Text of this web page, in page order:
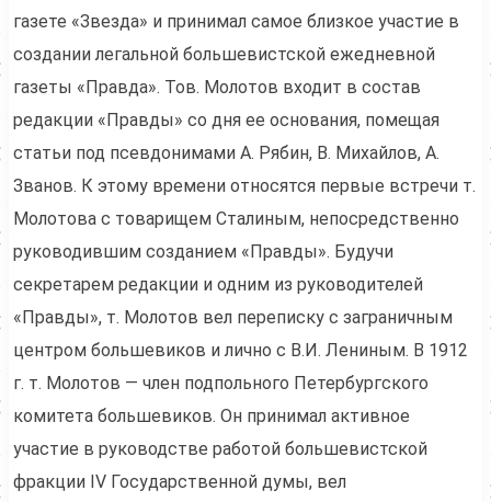
газете «Звезда» и принимал самое близкое участие в
создании легальной большевистской ежедневной
газеты «Правда». Тов. Молотов входит в состав
редакции «Правды» со дня ее основания, помещая
статьи под псевдонимами А. Рябин, В. Михайлов, А.
Званов. К этому времени относятся первые встречи т.
Молотова с товарищем Сталиным, непосредственно
руководившим созданием «Правды». Будучи
секретарем редакции и одним из руководителей
«Правды», т. Молотов вел переписку с заграничным
центром большевиков и лично с В.И. Лениным. В 1912
г. т. Молотов — член подпольного Петербургского
комитета большевиков. Он принимал активное
участие в руководстве работой большевистской
фракции IV Государственной думы, вел